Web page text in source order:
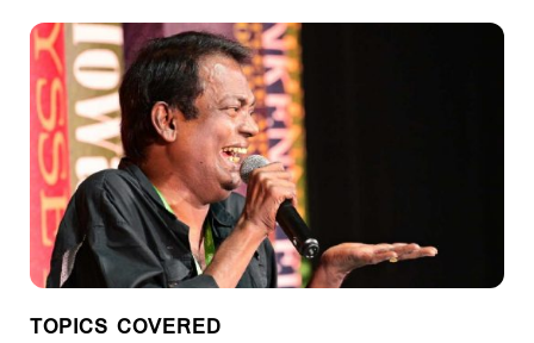
TOPICS COVERED